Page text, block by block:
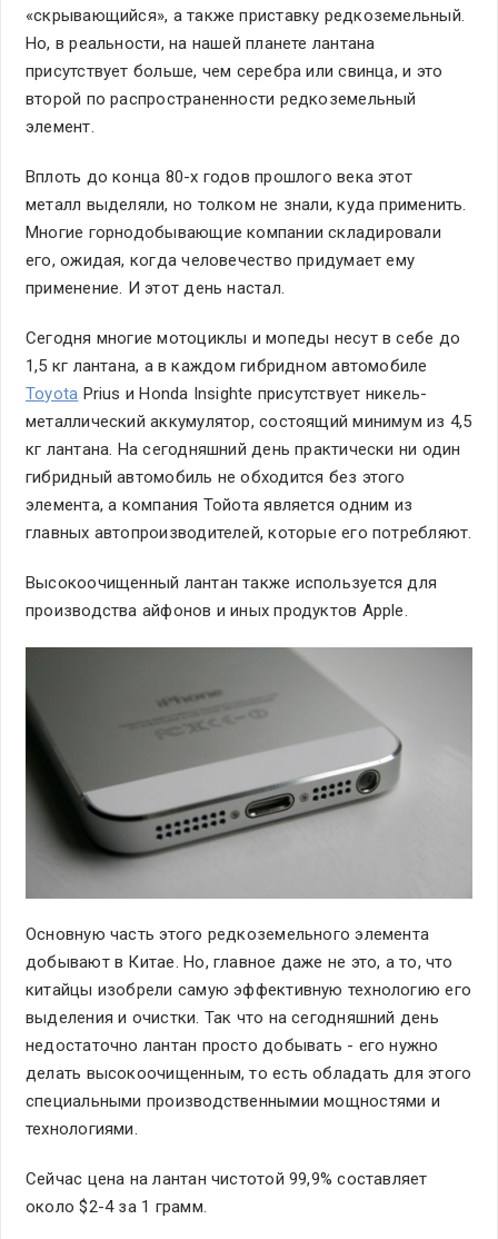
«скрывающийся», а также приставку редкоземельный.
Но, в реальности, на нашей планете лантана
присутствует больше, чем серебра или свинца, и это
второй по распространенности редкоземельный
элемент.
Вплоть до конца 80-х годов прошлого века этот
металл выделяли, но толком не знали, куда применить.
Многие горнодобывающие компании складировали
его, ожидая, когда человечество придумает ему
применение. И этот день настал.
Сегодня многие мотоциклы и мопеды несут в себе до
1,5 кг лантана, а в каждом гибридном автомобиле
Toyota Prius и Honda Insightе присутствует никель-
металлический аккумулятор, состоящий минимум из 4,5
кг лантана. На сегодняшний день практически ни один
гибридный автомобиль не обходится без этого
элемента, а компания Тойота является одним из
главных автопроизводителей, которые его потребляют.
Высокоочищенный лантан также используется для
производства айфонов и иных продуктов Apple.
Основную часть этого редкоземельного элемента
добывают в Китае. Но, главное даже не это, а то, что
китайцы изобрели самую эффективную технологию его
выделения и очистки. Так что на сегодняшний день
недостаточно лантан просто добывать - его нужно
делать высокоочищенным, то есть обладать для этого
специальными производственнымии мощностями и
технологиями.
Сейчас цена на лантан чистотой 99,9% составляет
около $2-4 за 1 грамм.